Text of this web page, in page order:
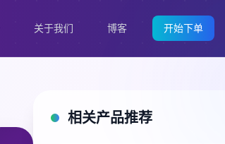
关于我们 博客 开始下单
相关产品推荐